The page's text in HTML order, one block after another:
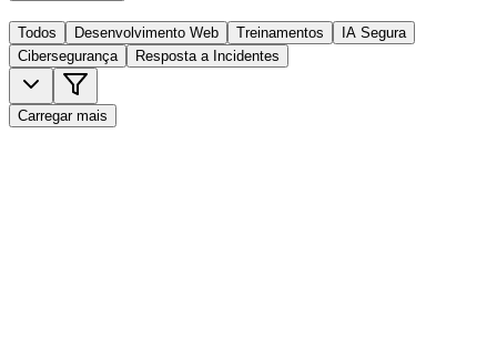
Todos Desenvolvimento Web Treinamentos
IA Segura
Cibersegurança
Resposta a Incidentes
Carregar mais